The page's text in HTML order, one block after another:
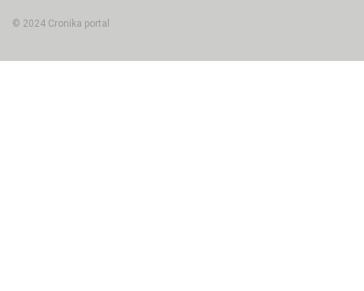
© 2024 Cronika portal